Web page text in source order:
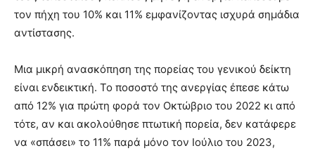
τον πήχη του 10% και 11% εμφανίζοντας ισχυρά σημάδια
αντίστασης.
Μια μικρή ανασκόπηση της πορείας του γενικού δείκτη
είναι ενδεικτική. Το ποσοστό της ανεργίας έπεσε κάτω
από 12% για πρώτη φορά τον Οκτώβριο του 2022 κι από
τότε, αν και ακολούθησε πτωτική πορεία, δεν κατάφερε
να «σπάσει» το 11% παρά μόνο τον Ιούλιο του 2023,